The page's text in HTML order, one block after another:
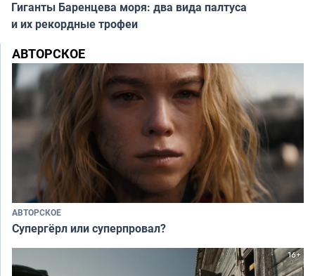
Гиганты Баренцева моря: два вида палтуса
и их рекордные трофеи
АВТОРСКОЕ
АВТОРСКОЕ
Супергёрл или суперпровал?